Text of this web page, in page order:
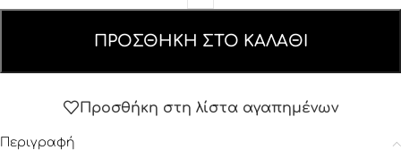
ΠΡΟΣΘΉΚΗ ΣΤΟ ΚΑΛΆΘΙ
Προσθήκη στη λίστα αγαπημένων
Περιγραφή